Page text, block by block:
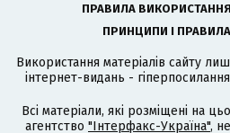
ПРАВИЛА ВИКОРИСТАННЯ
ПРИНЦИПИ І
Використання матеріалів сайту
інтернет-видань -
Всі матеріали, які розміщені на
агентство "Інтерфакс-Україна",